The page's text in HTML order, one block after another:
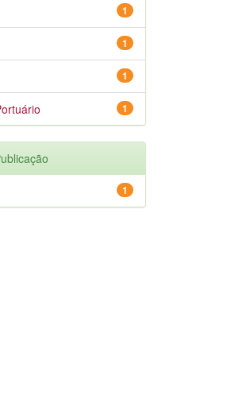
1
1
1
1
1